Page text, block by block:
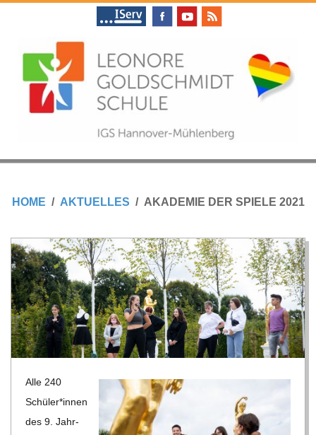
L
E
O
N
O
R
E
Menu
HOME AKTUELLES AKADEMIE DER SPIELE 2021
Alle 240
Schüler*innen
des 9. Jahr­